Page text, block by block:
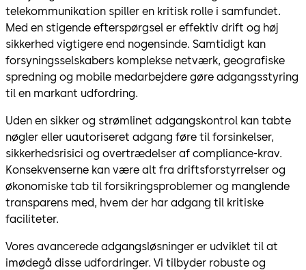
telekommunikation spiller en kritisk rolle i samfundet.
Med en stigende efterspørgsel er effektiv drift og høj
sikkerhed vigtigere end nogensinde. Samtidigt kan
forsyningsselskabers komplekse netværk, geografiske
spredning og mobile medarbejdere gøre adgangsstyring
til en markant udfordring.
Uden en sikker og strømlinet adgangskontrol kan tabte
nøgler eller uautoriseret adgang føre til forsinkelser,
sikkerhedsrisici og overtrædelser af compliance-krav.
Konsekvenserne kan være alt fra driftsforstyrrelser og
økonomiske tab til forsikringsproblemer og manglende
transparens med, hvem der har adgang til kritiske
faciliteter.
Vores avancerede adgangsløsninger er udviklet til at
imødegå disse udfordringer. Vi tilbyder robuste og